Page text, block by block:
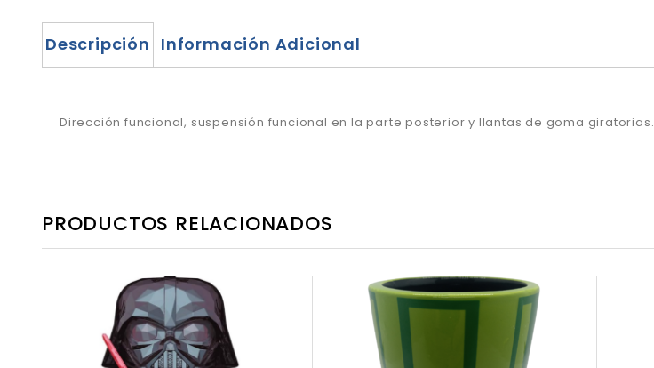
Descripción Información Adicional
Dirección funcional, suspensión funcional en la parte posterior y llantas de goma giratorias.
PRODUCTOS RELACIONADOS